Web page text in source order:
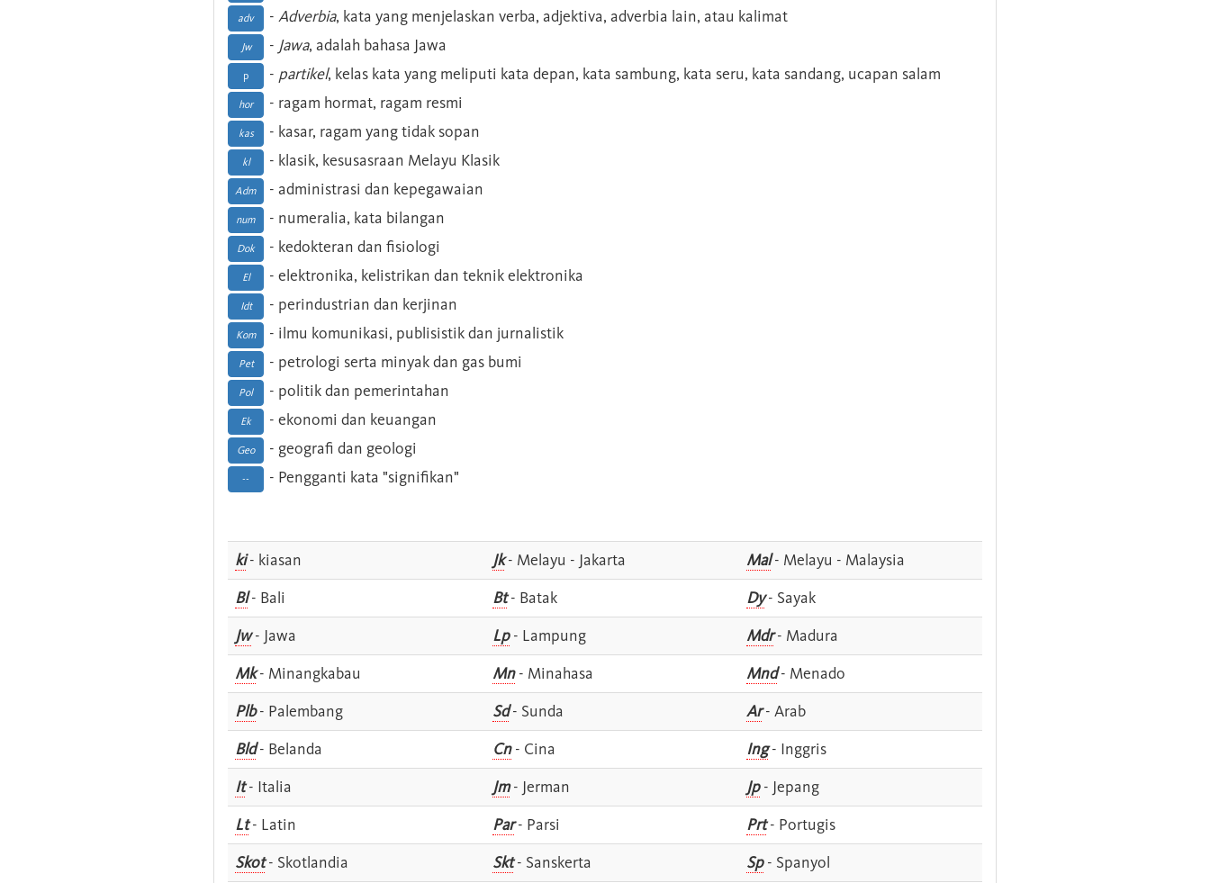
adv - Adverbia, kata yang menjelaskan verba, adjektiva, adverbia lain, atau kalimat
Jw - Jawa, adalah bahasa Jawa
p - partikel, kelas kata yang meliputi kata depan, kata sambung, kata seru, kata sandang, ucapan salam
hor - ragam hormat, ragam resmi
kas - kasar, ragam yang tidak sopan
kl - klasik, kesusasraan Melayu Klasik
Adm - administrasi dan kepegawaian
num - numeralia, kata bilangan
Dok - kedokteran dan fisiologi
El - elektronika, kelistrikan dan teknik elektronika
Idt - perindustrian dan kerjinan
Kom - ilmu komunikasi, publisistik dan jurnalistik
Pet - petrologi serta minyak dan gas bumi
Pol - politik dan pemerintahan
Ek - ekonomi dan keuangan
Geo - geografi dan geologi
-- - Pengganti kata "signifikan"
ki- kiasan Jk- Melayu - Jakarta Mal- Melayu - Malaysia
Bl- Bali Bt- Batak Dy- Sayak
Jw- Jawa Lp- Lampung Mdr- Madura
Mk- Minangkabau Mn- Minahasa Mnd- Menado
Plb- Palembang Sd- Sunda Ar- Arab
Bld- Belanda Cn- Cina Ing- Inggris
It- Italia Jm- Jerman Jp- Jepang
Lt- Latin Par- Parsi Prt- Portugis
Skot- Skotlandia Skt- Sanskerta Sp- Spanyol